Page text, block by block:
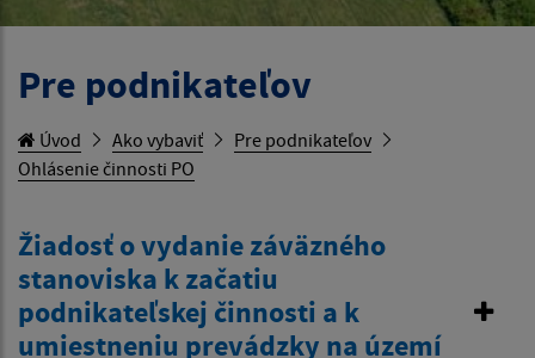
Pre podnikateľov
Úvod Ako vybaviť
Pre podnikateľov
Ohlásenie činnosti PO
Žiadosť o vydanie záväzného
stanoviska k začatiu
podnikateľskej činnosti a k
umiestneniu prevádzky na území